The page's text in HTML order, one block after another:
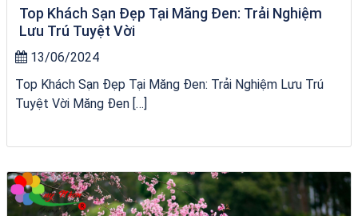
Top Khách Sạn Đẹp Tại Măng Đen: Trải Nghiệm
Lưu Trú Tuyệt Vời
13/06/2024
Top Khách Sạn Đẹp Tại Măng Đen: Trải Nghiệm Lưu Trú
Tuyệt Vời Măng Đen […]
tour ghép Hòn Khô